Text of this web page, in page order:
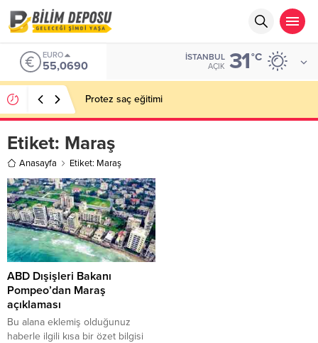
EURO
55,0690
İSTANBUL
AÇIK 31°C
Protez saç eğitimi
Etiket: Maraş
Anasayfa Etiket: Maraş
ABD Dışişleri Bakanı
Pompeo’dan Maraş
açıklaması
Bu alana eklemiş olduğunuz
haberle ilgili kısa bir özet bilgisi